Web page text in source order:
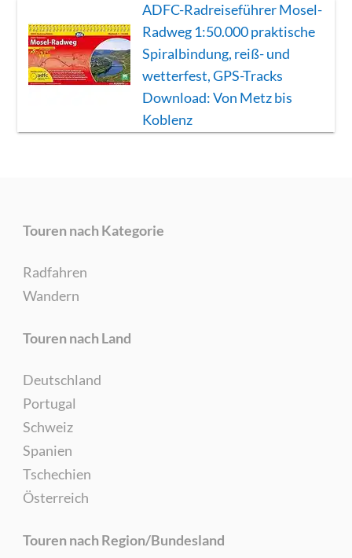
ADFC-Radreiseführer Mosel-
Radweg 1:50.000 praktische
Spiralbindung, reiß- und
wetterfest, GPS-Tracks
Download: Von Metz bis
Koblenz
Touren nach Kategorie
Radfahren
Wandern
Touren nach Land
Deutschland
Portugal
Schweiz
Spanien
Tschechien
Österreich
Touren nach Region/Bundesland